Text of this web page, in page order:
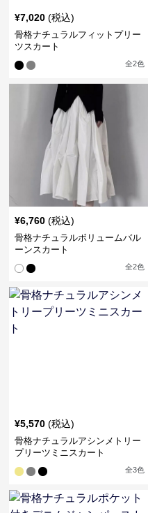
¥7,020 (税込)
骨格ナチュラルフィットプリー
ツスカート
全2色
¥6,760 (税込)
骨格ナチュラルボリュームバル
ーンスカート
全2色
¥5,570 (税込)
骨格ナチュラルアシンメトリー
プリーツミニスカート
全3色